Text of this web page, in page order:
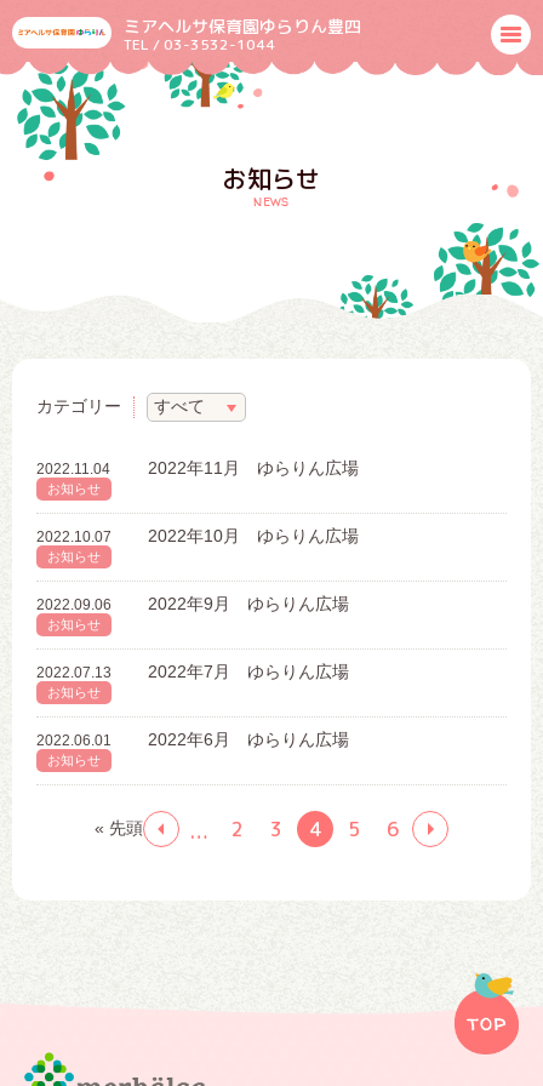
ミアヘルサ保育園ゆらりん豊四
TEL / 03-3532-1044
お知らせ
news
カテゴリー
2022.11.04
お知らせ
2022年11月 ゆらりん広場
2022.10.07
お知らせ
2022年10月 ゆらりん広場
2022.09.06
お知らせ
2022年9月 ゆらりん広場
2022.07.13
お知らせ
2022年7月 ゆらりん広場
2022.06.01
お知らせ
2022年6月 ゆらりん広場
« 先頭 … 2 3 4 5 6